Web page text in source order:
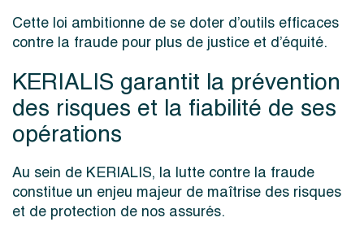
Cette loi ambitionne de se doter d’outils efficaces
contre la fraude pour plus de justice et d’équité.
KERIALIS garantit la prévention
des risques et la fiabilité de ses
opérations
Au sein de KERIALIS, la lutte contre la fraude
constitue un enjeu majeur de maîtrise des risques
et de protection de nos assurés.